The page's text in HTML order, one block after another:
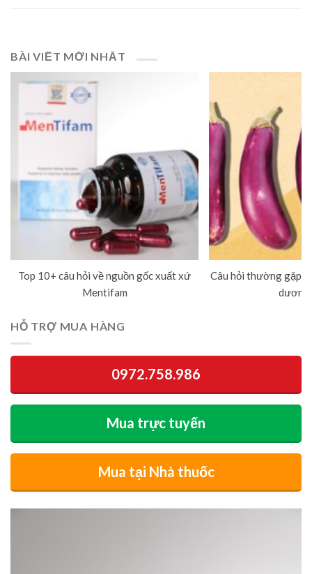
BÀI VIẾT MỚI NHẤT
Top 10+ câu hỏi về nguồn gốc xuất xứ
Mentifam
Câu hỏi thường gặp
dương
HỖ TRỢ MUA HÀNG
0972.758.986
Mua trực tuyến
Mua tại Nhà thuốc